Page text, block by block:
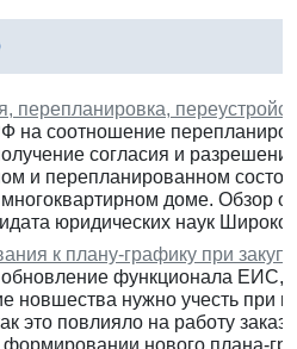
перепланировка,
на соотношение
согласия и
и перепланированном
доме. Обзор
юридических наук
к плану-графику при
функционала ЕИС,
новшества нужно учесть при
это повлияло на работу
формировании нового плана-